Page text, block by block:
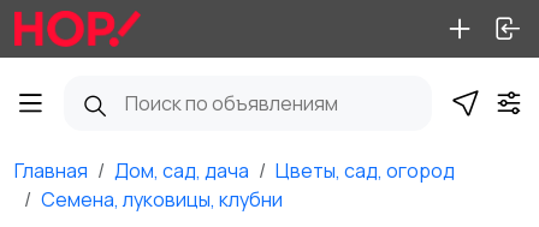
Главная Дом, сад, дача
Цветы, сад, огород
Семена, луковицы, клубни